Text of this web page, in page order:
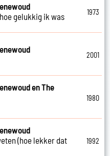
gelukkig ik was
1973
2001
en The
1980
(hoe lekker dat
1992